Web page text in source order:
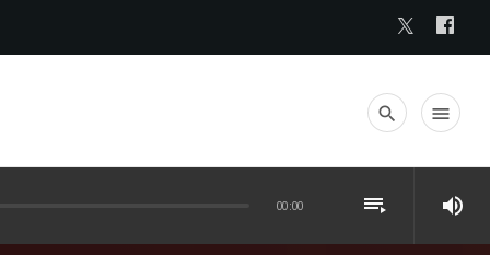
search menu
00:00 playlist_play volume_up